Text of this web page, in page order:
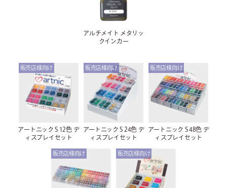
アルチメイト メタリッ
クインカー
アートニック S 12色 デ
ィスプレイセット
アートニック S 24色 デ
ィスプレイセット
アートニック S 48色 デ
ィスプレイセット